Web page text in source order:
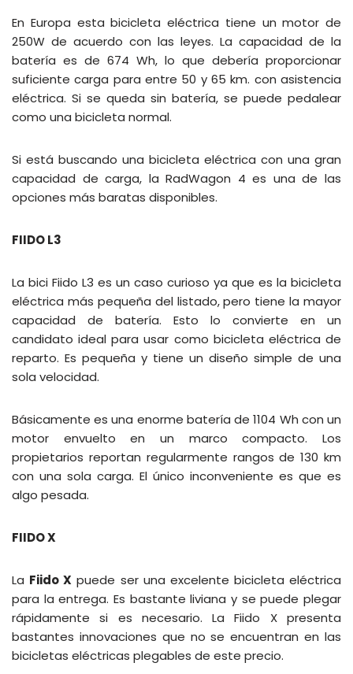
En Europa esta bicicleta eléctrica tiene un motor de
250W de acuerdo con las leyes. La capacidad de la
batería es de 674 Wh, lo que debería proporcionar
suficiente carga para entre 50 y 65 km. con asistencia
eléctrica. Si se queda sin batería, se puede pedalear
como una bicicleta normal.
Si está buscando una bicicleta eléctrica con una gran
capacidad de carga, la RadWagon 4 es una de las
opciones más baratas disponibles.
FIIDO L3
La bici Fiido L3 es un caso curioso ya que es la bicicleta
eléctrica más pequeña del listado, pero tiene la mayor
capacidad de batería. Esto lo convierte en un
candidato ideal para usar como bicicleta eléctrica de
reparto. Es pequeña y tiene un diseño simple de una
sola velocidad.
Básicamente es una enorme batería de 1104 Wh con un
motor envuelto en un marco compacto. Los
propietarios reportan regularmente rangos de 130 km
con una sola carga. El único inconveniente es que es
algo pesada.
FIIDO X
La Fiido X puede ser una excelente bicicleta eléctrica
para la entrega. Es bastante liviana y se puede plegar
rápidamente si es necesario. La Fiido X presenta
bastantes innovaciones que no se encuentran en las
bicicletas eléctricas plegables de este precio.